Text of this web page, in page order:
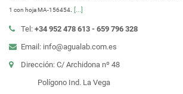
1 con hoja MA-156454. [...]
Tel: +34 952 478 613 - 659 796 328
Email: info@agualab.com.es
Dirección: C/ Archidona nº 48
Polígono Ind. La Vega